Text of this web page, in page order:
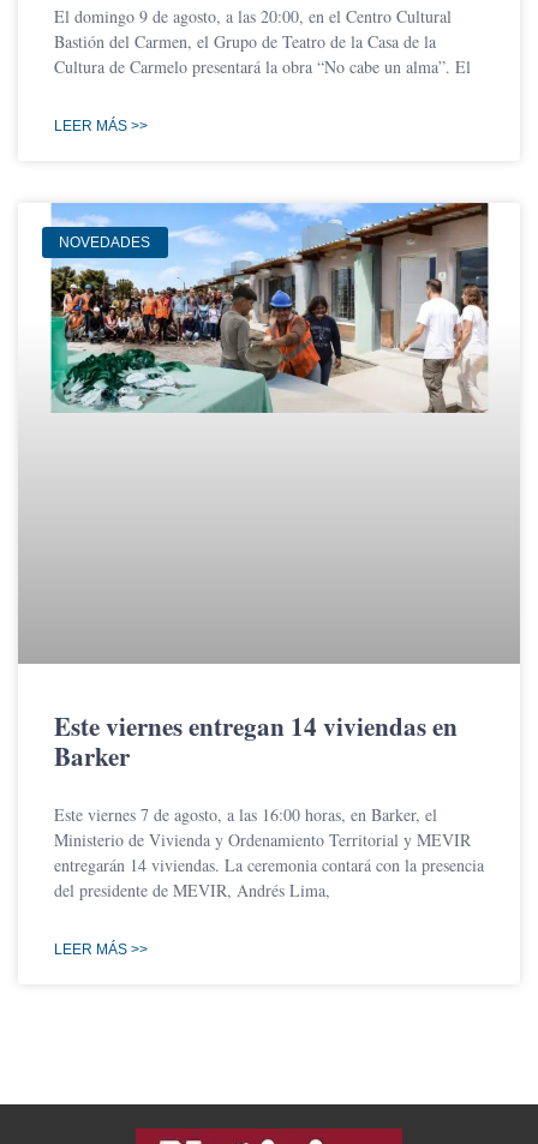
El domingo 9 de agosto, a las 20:00, en el Centro Cultural
Bastión del Carmen, el Grupo de Teatro de la Casa de la
Cultura de Carmelo presentará la obra “No cabe un alma”. El
LEER MÁS >>
NOVEDADES
Este viernes entregan 14 viviendas en
Barker
Este viernes 7 de agosto, a las 16:00 horas, en Barker, el
Ministerio de Vivienda y Ordenamiento Territorial y MEVIR
entregarán 14 viviendas. La ceremonia contará con la presencia
del presidente de MEVIR, Andrés Lima,
LEER MÁS >>